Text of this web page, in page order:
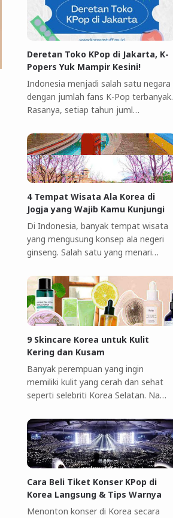
Deretan Toko KPop di Jakarta, K-
Popers Yuk Mampir Kesini!
Indonesia menjadi salah satu negara
dengan jumlah fans K-Pop terbanyak.
Rasanya, setiap tahun juml…
4 Tempat Wisata Ala Korea di
Jogja yang Wajib Kamu Kunjungi
Di Indonesia, banyak tempat wisata
yang mengusung konsep ala negeri
ginseng. Salah satu yang menari…
9 Skincare Korea untuk Kulit
Kering dan Kusam
Banyak perempuan yang ingin
memiliki kulit yang cerah dan sehat
seperti selebriti Korea Selatan. Na…
Cara Beli Tiket Konser KPop di
Korea Langsung & Tips Warnya
Menonton konser di Korea secara